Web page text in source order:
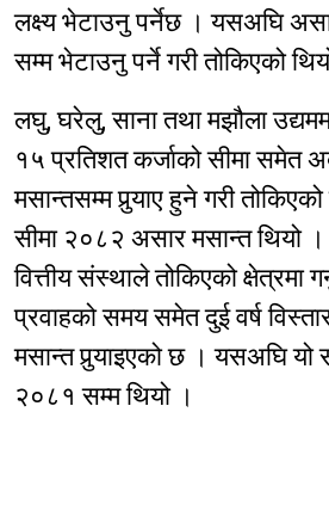
लक्ष्य भेटाउनु पर्नेछ । यसअघि
सम्म भेटाउनु पर्ने गरी तोकिएको
लघु, घरेलु, साना तथा मझौला
१५ प्रतिशत कर्जाको सीमा समेत
मसान्तसम्म पुर्‍याए हुने गरी
सीमा २०८२ असार मसान्त थियो ।
वित्तीय संस्थाले तोकिएको क्षेत्रमा
प्रवाहको समय समेत दुई वर्ष
मसान्त पुर्‍याइएको छ । यसअघि यो
२०८१ सम्म थियो ।